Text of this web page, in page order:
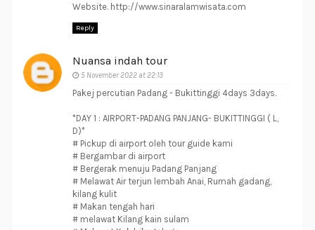
Website. http://www.sinaralamwisata.com
Reply
Nuansa indah tour
5 November 2022 at 22:13
Pakej percutian Padang - Bukittinggi 4days 3days.
*DAY 1 : AIRPORT-PADANG PANJANG- BUKITTINGGI ( L,
D)*
# Pickup di airport oleh tour guide kami
# Bergambar di airport
# Bergerak menuju Padang Panjang
# Melawat Air terjun lembah Anai, Rumah gadang,
kilang kulit
# Makan tengah hari
# melawat Kilang kain sulam